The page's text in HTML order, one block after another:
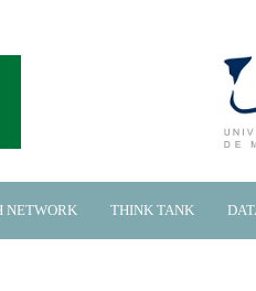
NETWORK THINK TANK